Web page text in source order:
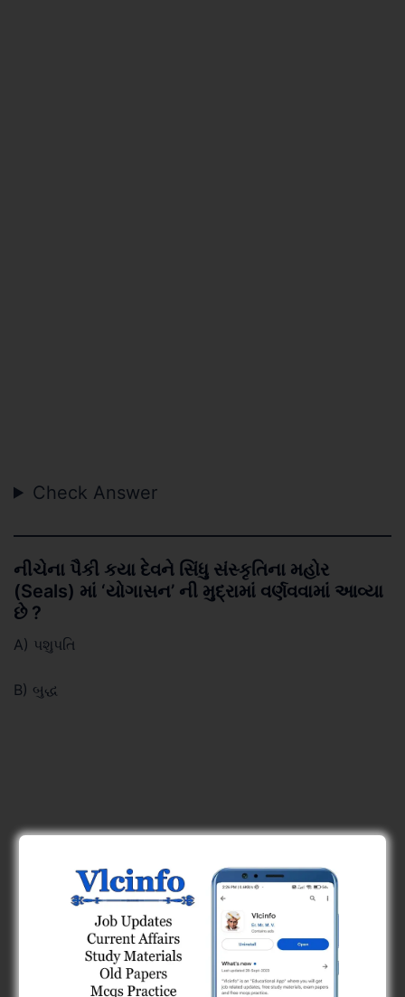
Check Answer
નીચેના પૈકી કયા દેવને સિંધુ સંસ્કૃતિના મહોર
(Seals) માં ‘યોગાસન’ ની મુદ્રામાં વર્ણવવામાં આવ્યા
છે ?
A) પશુપતિ
B) બુદ્ધ